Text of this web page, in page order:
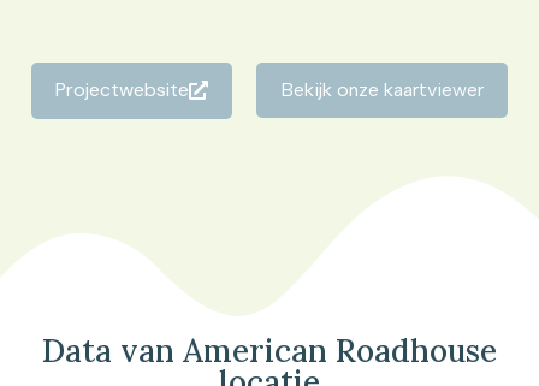
Projectwebsite Bekijk onze kaartviewer
Data van American Roadhouse